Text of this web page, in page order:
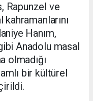
Rapunzel ve
Hanım,
Anadolu masal
olmadığı
bir kültürel